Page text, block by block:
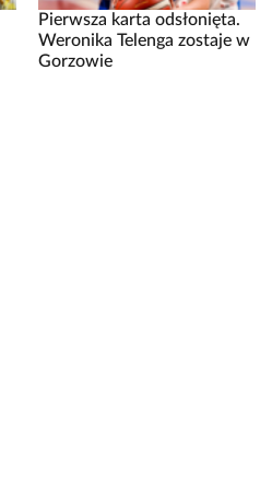
Pierwsza karta odsłonięta.
Weronika Telenga zostaje w
Gorzowie